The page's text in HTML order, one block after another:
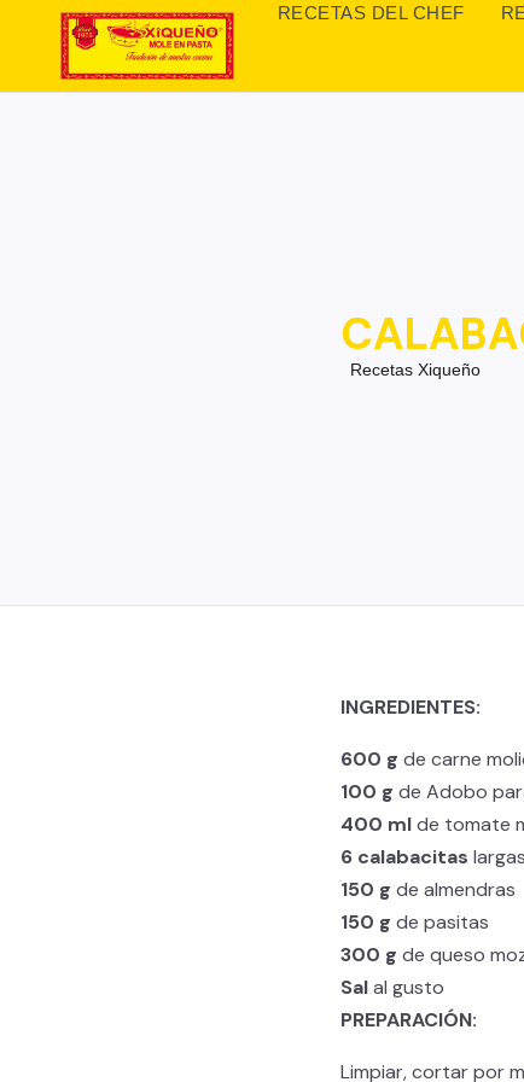
RECETAS DEL CHEF
Recetas Xiqueño
INGREDIENTES:
600 g de carne
100 g de Adobo
400 mlde tomate
6 calabacitas largas
150 g de almendras
150 g de pasitas
300 g de queso
Salal gusto
PREPARACIÓN:
Limpiar, cortar por